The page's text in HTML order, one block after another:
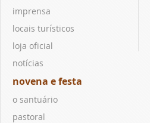
imprensa
locais turísticos
loja oficial
notícias
novena e festa
o santuário
pastoral